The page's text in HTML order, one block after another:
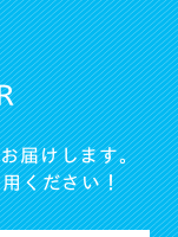
届けします。
ください！